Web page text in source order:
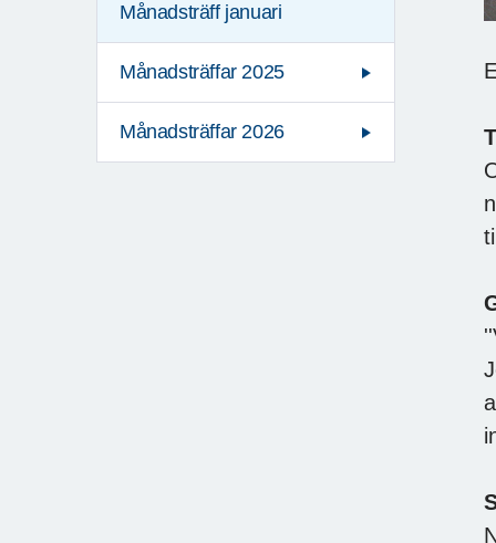
Månadsträff januari
Månadsträffar 2025
Månadsträffar 2026